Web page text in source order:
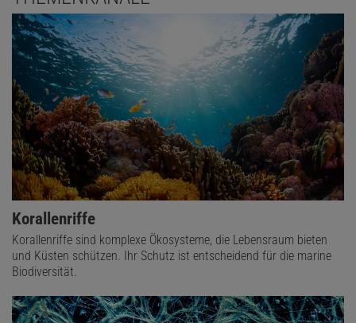
Korallenriffe
Korallenriffe sind komplexe Ökosysteme, die Lebensraum bieten
und Küsten schützen. Ihr Schutz ist entscheidend für die marine
Biodiversität.